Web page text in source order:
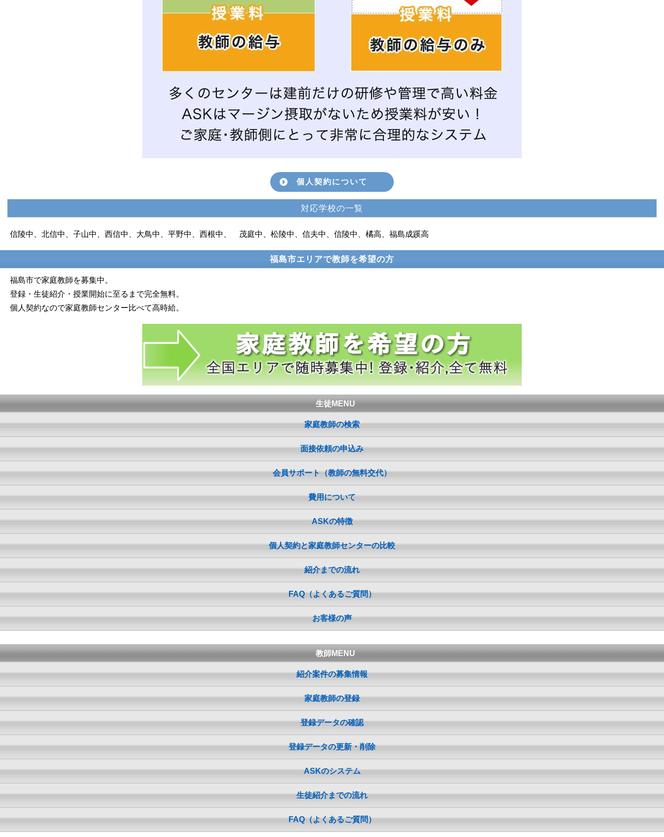
個人契約について
対応学校の一覧
信陵中、北信中、子山中、西信中、大鳥中、平野中、西根中、 茂庭中、松陵中、信夫中、信陵中、橘高、福島成蹊高
福島市エリアで教師を希望の方
福島市で家庭教師を募集中。
登録・生徒紹介・授業開始に至るまで完全無料。
個人契約なので家庭教師センター比べて高時給。
生徒MENU
家庭教師の検索
面接依頼の申込み
会員サポート（教師の無料交代）
費用について
ASKの特徴
個人契約と家庭教師センターの比較
紹介までの流れ
FAQ（よくあるご質問）
お客様の声
教師MENU
紹介案件の募集情報
家庭教師の登録
登録データの確認
登録データの更新・削除
ASKのシステム
生徒紹介までの流れ
FAQ（よくあるご質問）